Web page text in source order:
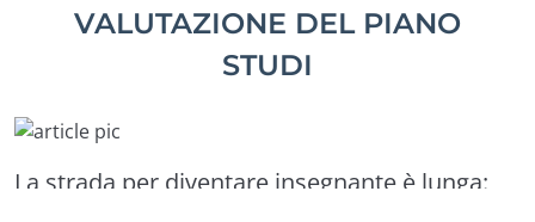
VALUTAZIONE DEL PIANO
STUDI
La strada per diventare insegnante è lunga: